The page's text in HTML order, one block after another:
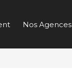
Nos Agences